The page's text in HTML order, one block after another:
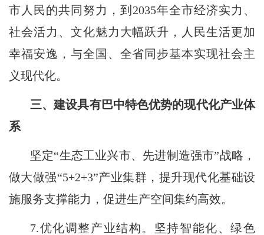
市人民的共同努力，到2035年全市经济实力、
社会活力、文化魅力大幅跃升，人民生活更加
幸福安逸，与全国、全省同步基本实现社会主
义现代化。
三、建设具有巴中特色优势的现代化产业体
系
坚定“生态工业兴市、先进制造强市”战略，
做大做强“5+2+3”产业集群，提升现代化基础设
施服务支撑能力，促进生产空间集约高效。
7.优化调整产业结构。坚持智能化、绿色